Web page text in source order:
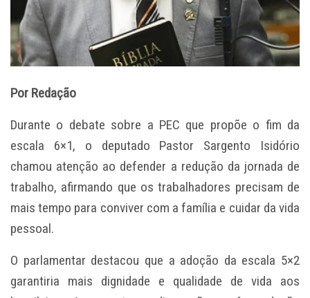
Por Redação
Durante o debate sobre a PEC que propõe o fim da
escala 6×1, o deputado Pastor Sargento Isidório
chamou atenção ao defender a redução da jornada de
trabalho, afirmando que os trabalhadores precisam de
mais tempo para conviver com a família e cuidar da vida
pessoal.
O parlamentar destacou que a adoção da escala 5×2
garantiria mais dignidade e qualidade de vida aos